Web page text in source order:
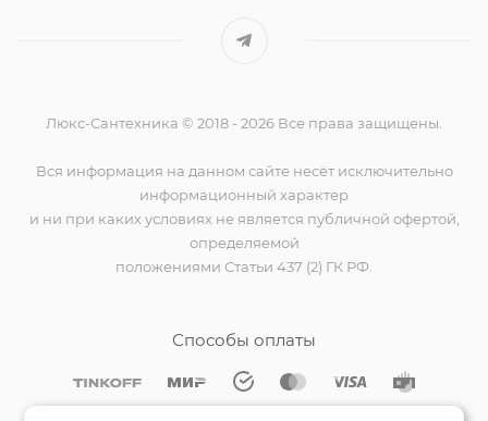
Люкс-Сантехника © 2018 - 2026 Все права защищены.
Вся информация на данном сайте несёт исключительно
информационный характер
и ни при каких условиях не является публичной офертой,
определяемой
положениями Статьи 437 (2) ГК РФ.
Способы оплаты